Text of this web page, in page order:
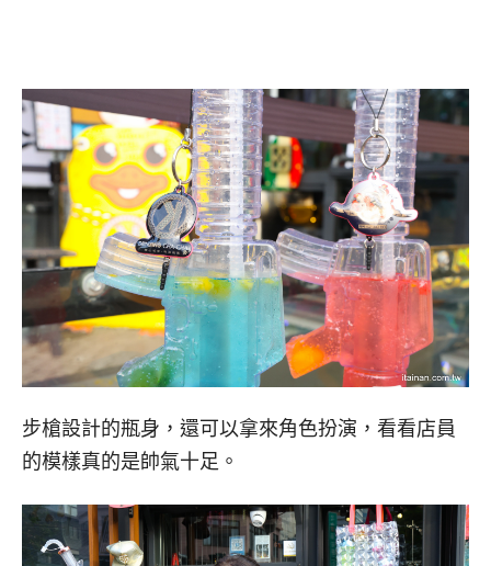
步槍設計的瓶身，還可以拿來角色扮演，看看店員
的模樣真的是帥氣十足。